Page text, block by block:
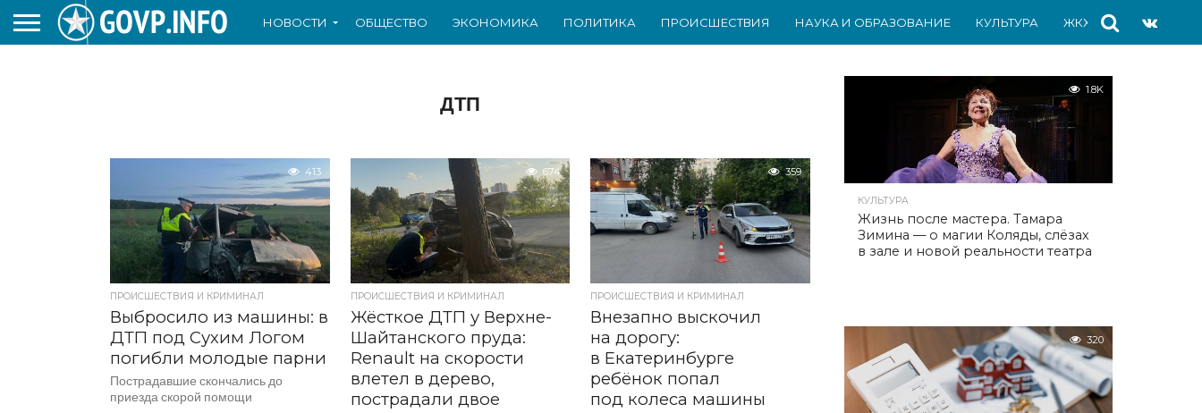
НОВОСТИ ОБЩЕСТВО ЭКОНОМИКА ПОЛИТИКА ПРОИСШЕСТВИЯ НАУКА И ОБРАЗОВАНИЕ КУЛЬТУРА ЖКХ СПОРТ
ДТП
413
ПРОИСШЕСТВИЯ И КРИМИНАЛ
Выбросило из машины: в
ДТП под Сухим Логом
погибли молодые парни
Пострадавшие скончались до
приезда скорой помощи
674
ПРОИСШЕСТВИЯ И КРИМИНАЛ
Жёсткое ДТП у Верхне-
Шайтанского пруда:
Renault на скорости
влетел в дерево,
пострадали двое
359
ПРОИСШЕСТВИЯ И КРИМИНАЛ
Внезапно выскочил
на дорогу:
в Екатеринбурге
ребёнок попал
под колеса машины
1.8K
КУЛЬТУРА
Жизнь после мастера. Тамара
Зимина — о магии Коляды, слёзах
в зале и новой реальности театра
320